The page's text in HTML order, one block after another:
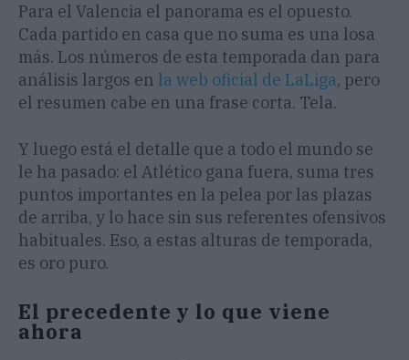
Para el Valencia el panorama es el opuesto.
Cada partido en casa que no suma es una losa
más. Los números de esta temporada dan para
análisis largos en la web oficial de LaLiga, pero
el resumen cabe en una frase corta. Tela.
Y luego está el detalle que a todo el mundo se
le ha pasado: el Atlético gana fuera, suma tres
puntos importantes en la pelea por las plazas
de arriba, y lo hace sin sus referentes ofensivos
habituales. Eso, a estas alturas de temporada,
es oro puro.
El precedente y lo que viene
ahora